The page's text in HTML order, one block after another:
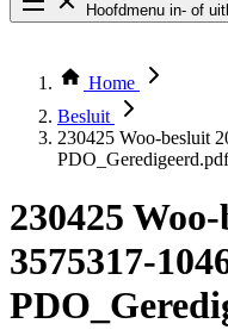
Hoofdmenu in- of
Thema COVID-19
Bekijk per
Home
Besluit
230425 Woo-besluit
PDO_Geredigeerd.pdf
230425
3575317-